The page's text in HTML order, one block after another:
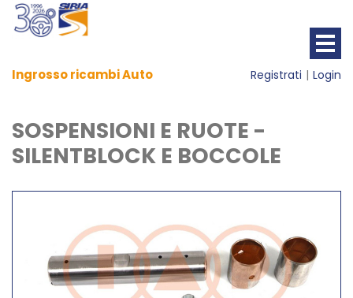
Ingrosso ricambi Auto Registrati Login
SOSPENSIONI E RUOTE -
SILENTBLOCK E BOCCOLE